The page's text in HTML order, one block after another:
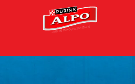
Skip to main content
Menu Secundario Alpo